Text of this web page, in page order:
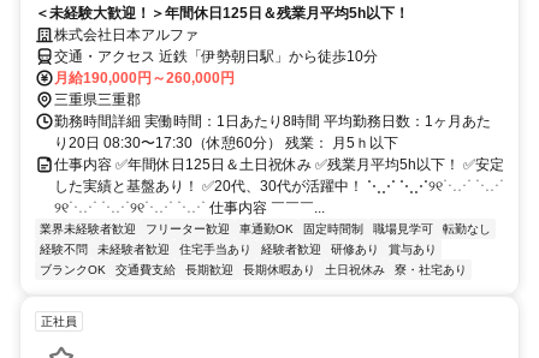
＜未経験大歓迎！＞年間休日125日＆残業月平均5h以下！
株式会社日本アルファ
交通・アクセス 近鉄「伊勢朝日駅」から徒歩10分
月給190,000円～260,000円
三重県三重郡
勤務時間詳細 実働時間：1日あたり8時間 平均勤務日数：1ヶ月あた
り20日 08:30〜17:30（休憩60分） 残業： 月5ｈ以下
仕事内容 ✅年間休日125日＆土日祝休み ✅残業月平均5h以下！ ✅安定
した実績と基盤あり！ ✅20代、30代が活躍中！ ⋱⋰ ⋱⋰୨୧⋱⋰ ⋱⋰
୨୧⋱⋰ ⋱⋰୨୧⋱⋰ ⋱⋰ 仕事内容 ￣￣￣...
業界未経験者歓迎 フリーター歓迎 車通勤OK 固定時間制 職場見学可
転勤なし
経験不問
未経験者歓迎 住宅手当あり 経験者歓迎 研修あり
賞与あり
ブランクOK
交通費支給 長期歓迎 長期休暇あり 土日祝休み 寮・社宅あり
正社員